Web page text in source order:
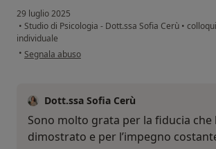
29 luglio 2025
• Studio di Psicologia - Dott.ssa Sofia Cerù •
individuale
• secondo l'opinione dell'utente SV
Segnala abuso
Dott.ssa Sofia Cerù
Sono molto grata per la fiducia che
dimostrato e per l’impegno